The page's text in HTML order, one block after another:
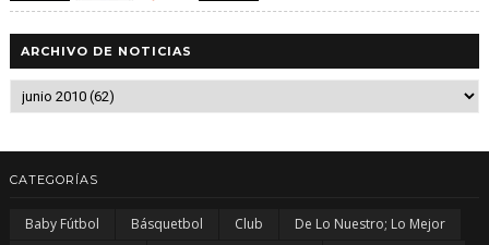
ARCHIVO DE NOTICIAS
CATEGORÍAS
Baby Fútbol Básquetbol Club
De Lo Nuestro; Lo Mejor